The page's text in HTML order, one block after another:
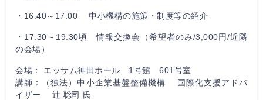
・16:40～17:00 中小機構の施策・制度等の紹介
・17:30～19:30頃 情報交換会（希望者のみ/3,000円/近隣
の会場）
会場： エッサム神田ホール 1号館 601号室
講師：（独法）中小企業基盤整備機構 国際化支援アドバ
イザー 辻 聡司 氏